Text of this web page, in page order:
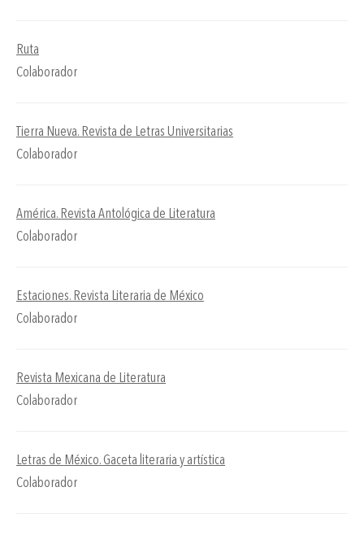
Ruta
Colaborador
Tierra Nueva. Revista de Letras Universitarias
Colaborador
América. Revista Antológica de Literatura
Colaborador
Estaciones. Revista Literaria de México
Colaborador
Revista Mexicana de Literatura
Colaborador
Letras de México. Gaceta literaria y artística
Colaborador